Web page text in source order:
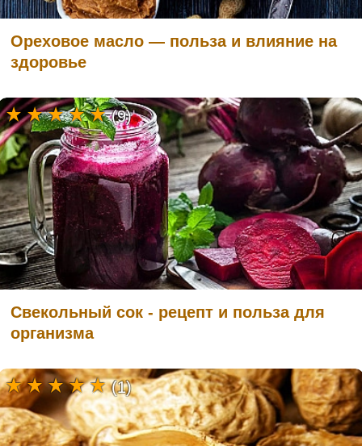
Ореховое масло — польза и влияние на
здоровье
Свекольный сок - рецепт и польза для
организма
(9)
(1)